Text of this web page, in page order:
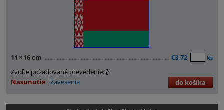
11 × 16 cm €3,72 ks
Zvoľte požadované prevedenie:
Nasunutie Zavesenie do košíka